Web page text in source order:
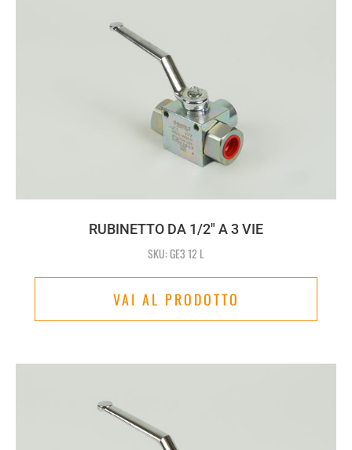
RUBINETTO DA 1/2" A 3 VIE
SKU: GE3 12 L
VAI AL PRODOTTO